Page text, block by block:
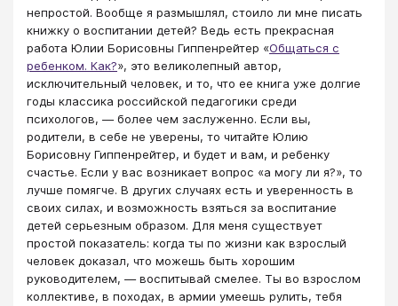
непростой. Вообще я размышлял, стоило ли мне писать
книжку о воспитании детей? Ведь есть прекрасная
работа Юлии Борисовны Гиппенрейтер «Общаться с
ребенком. Как?», это великолепный автор,
исключительный человек, и то, что ее книга уже долгие
годы классика российской педагогики среди
психологов, — более чем заслуженно. Если вы,
родители, в себе не уверены, то читайте Юлию
Борисовну Гиппенрейтер, и будет и вам, и ребенку
счастье. Если у вас возникает вопрос «а могу ли я?», то
лучше помягче. В других случаях есть и уверенность в
своих силах, и возможность взяться за воспитание
детей серьезным образом. Для меня существует
простой показатель: когда ты по жизни как взрослый
человек доказал, что можешь быть хорошим
руководителем, — воспитывай смелее. Ты во взрослом
коллективе, в походах, в армии умеешь рулить, тебя